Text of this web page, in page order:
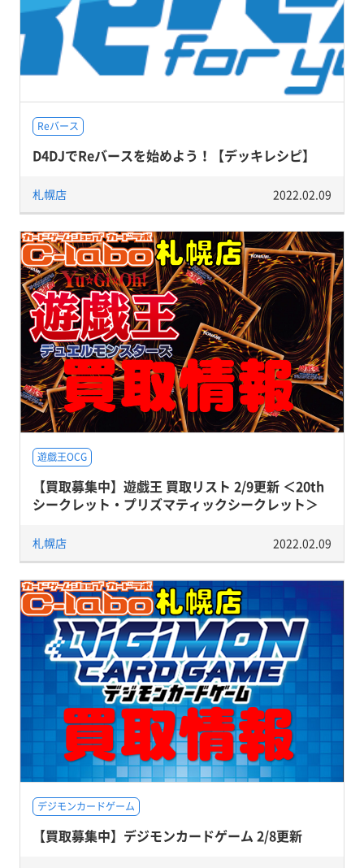
Reバース
D4DJでReバースを始めよう！【デッキレシピ】
札幌店 2022.02.09
遊戯王OCG
【買取募集中】遊戯王 買取リスト 2/9更新 ＜20th
シークレット・プリズマティックシークレット＞
札幌店 2022.02.09
デジモンカードゲーム
【買取募集中】デジモンカードゲーム 2/8更新